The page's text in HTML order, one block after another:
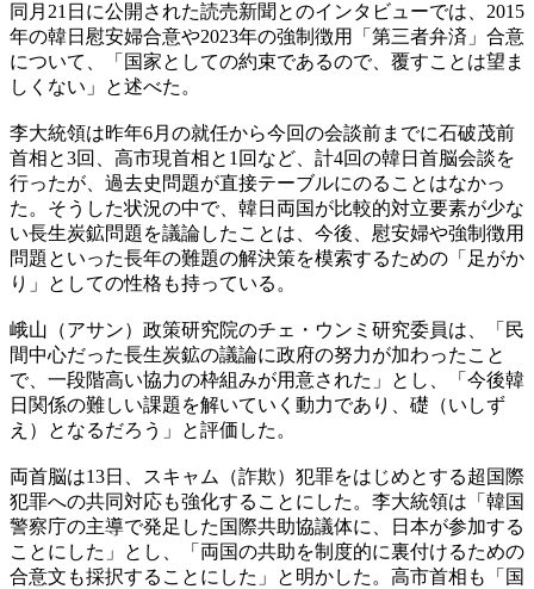
同月21日に公開された読売新聞とのインタビューでは、2015
年の韓日慰安婦合意や2023年の強制徴用「第三者弁済」合意
について、「国家としての約束であるので、覆すことは望ま
しくない」と述べた。
李大統領は昨年6月の就任から今回の会談前までに石破茂前
首相と3回、高市現首相と1回など、計4回の韓日首脳会談を
行ったが、過去史問題が直接テーブルにのることはなかっ
た。そうした状況の中で、韓日両国が比較的対立要素が少な
い長生炭鉱問題を議論したことは、今後、慰安婦や強制徴用
問題といった長年の難題の解決策を模索するための「足がか
り」としての性格も持っている。
峨山（アサン）政策研究院のチェ・ウンミ研究委員は、「民
間中心だった長生炭鉱の議論に政府の努力が加わったこと
で、一段階高い協力の枠組みが用意された」とし、「今後韓
日関係の難しい課題を解いていく動力であり、礎（いしず
え）となるだろう」と評価した。
両首脳は13日、スキャム（詐欺）犯罪をはじめとする超国際
犯罪への共同対応も強化することにした。李大統領は「韓国
警察庁の主導で発足した国際共助協議体に、日本が参加する
ことにした」とし、「両国の共助を制度的に裏付けるための
合意文も採択することにした」と明かした。高市首相も「国